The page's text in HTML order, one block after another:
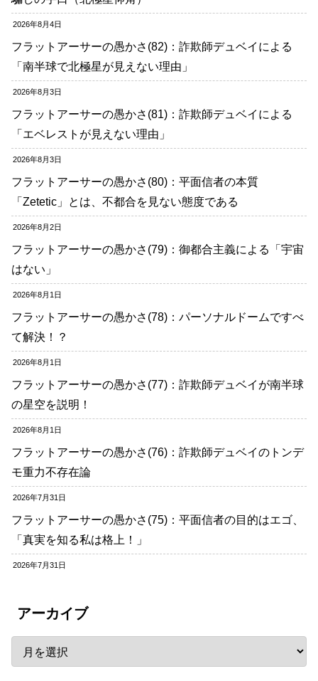
2026年8月4日
フラットアーサーの愚かさ(82)：詐欺師デュベイによる
「南半球で北極星が見えない理由」
2026年8月3日
フラットアーサーの愚かさ(81)：詐欺師デュベイによる
「エベレストが見えない理由」
2026年8月3日
フラットアーサーの愚かさ(80)：平面信者の本質
「Zetetic」とは、不都合を見ない態度である
2026年8月2日
フラットアーサーの愚かさ(79)：御都合主義による「宇宙
はない」
2026年8月1日
フラットアーサーの愚かさ(78)：パーソナルドームですべ
て解決！？
2026年8月1日
フラットアーサーの愚かさ(77)：詐欺師デュベイが南半球
の星空を説明！
2026年8月1日
フラットアーサーの愚かさ(76)：詐欺師デュベイのトンデ
モ重力不存在論
2026年7月31日
フラットアーサーの愚かさ(75)：平面信者の目的はエゴ、
「真実を知る私は格上！」
2026年7月31日
アーカイブ